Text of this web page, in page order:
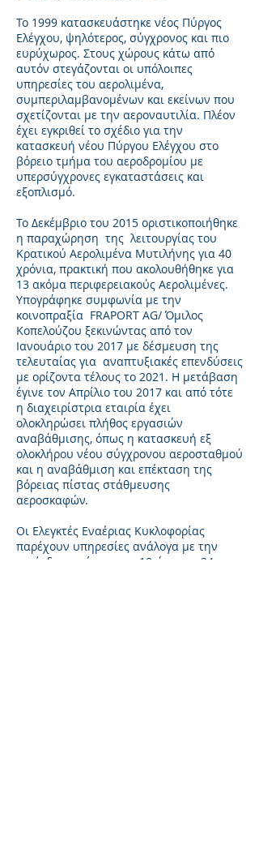
Το 1999 κατασκευάστηκε νέος Πύργος
Ελέγχου, ψηλότερος, σύγχρονος και πιο
ευρύχωρος. Στους χώρους κάτω από
αυτόν στεγάζονται οι υπόλοιπες
υπηρεσίες του αερολιμένα,
συμπεριλαμβανομένων και εκείνων που
σχετίζονται με την αεροναυτιλία. Πλέον
έχει εγκριθεί το σχέδιο για την
κατασκευή νέου Πύργου Ελέγχου στο
βόρειο τμήμα του αεροδρομίου με
υπερσύγχρονες εγκαταστάσεις και
εξοπλισμό.
Το Δεκέμβριο του 2015 οριστικοποιήθηκε
η παραχώρηση της λειτουργίας του
Κρατικού Αερολιμένα Μυτιλήνης για 40
χρόνια, πρακτική που ακολουθήθηκε για
13 ακόμα περιφερειακούς Αερολιμένες.
Υπογράφηκε συμφωνία με την
κοινοπραξία FRAPORT AG/ Όμιλος
Κοπελούζου ξεκινώντας από τον
Ιανουάριο του 2017 με δέσμευση της
τελευταίας για αναπτυξιακές επενδύσεις
με ορίζοντα τέλους το 2021. Η μετάβαση
έγινε τον Απρίλιο του 2017 και από τότε
η διαχειρίστρια εταιρία έχει
ολοκληρώσει πλήθος εργασιών
αναβάθμισης, όπως η κατασκευή εξ
ολοκλήρου νέου σύγχρονου αεροσταθμού
και η αναβάθμιση και επέκταση της
βόρειας πίστας στάθμευσης
αεροσκαφών.
Οι Ελεγκτές Εναέριας Κυκλοφορίας
παρέχουν υπηρεσίες ανάλογα με την
περίοδο του έτους για 18 ώρες το 24ωρο.